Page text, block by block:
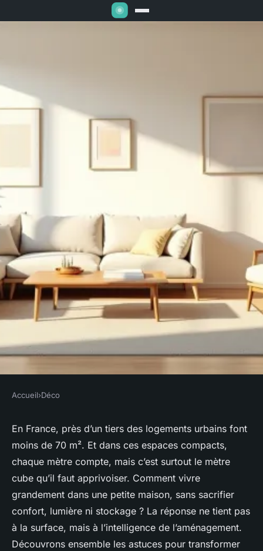
Optimiser l'espace d'une petite
maison pour un meilleur
confort
Camil•22/05/2026 10:21 •9 min de lecture
Accueil›Déco
En France, près d’un tiers des logements urbains font
moins de 70 m². Et dans ces espaces compacts,
chaque mètre compte, mais c’est surtout le mètre
cube qu’il faut apprivoiser. Comment vivre
grandement dans une petite maison, sans sacrifier
confort, lumière ni stockage ? La réponse ne tient pas
à la surface, mais à l’intelligence de l’aménagement.
Découvrons ensemble les astuces pour transformer